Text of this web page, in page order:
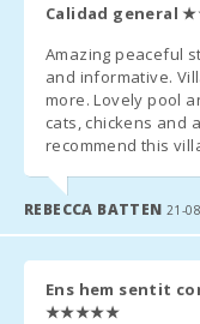
Ломбардс (km):
Пляж Алькудія
(км):
Пляж Кала
Ангила (km):
Пляж Кала
Эсмеральда
(км):
- По бажанню клієнта
ліжечко і дитячий
* Друге ліжечко - 10
- У тих приміщеннях,
за його наявності,
ДОДАТКОВІ
Calidad general
Amazing peaceful
and informative.
more. Lovely pool
cats, chickens and
recommend this
REBECCA BATTEN 21-
Ens hem sentit
★★★★★